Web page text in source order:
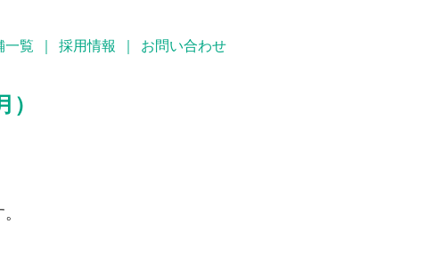
一覧 採用情報 お問い合わせ